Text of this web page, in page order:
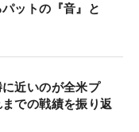
ットの『音』と
近いのが全米プ
での戦績を振り返